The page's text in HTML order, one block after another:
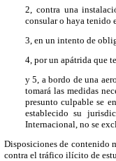
2, contra una
consular o haya tenido
3, en un intento de
4, por un apátrida que
y 5, a bordo de una
tomará las medidas
presunto culpable se
establecido su
Internacional, no se
Disposiciones de contenido
contra el tráfico ilícito de